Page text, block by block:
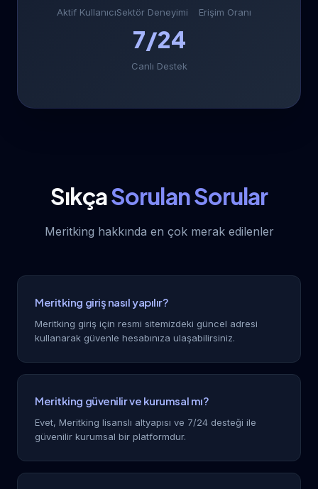
Aktif KullanıcıSektör Deneyimi Erişim Oranı
7/24
Canlı Destek
SıkçaSorulan Sorular
Meritking hakkında en çok merak edilenler
Meritking giriş nasıl yapılır?
Meritking giriş için resmi sitemizdeki güncel adresi
kullanarak güvenle hesabınıza ulaşabilirsiniz.
Meritking güvenilir ve kurumsal mı?
Evet, Meritking lisanslı altyapısı ve 7/24 desteği ile
güvenilir kurumsal bir platformdur.